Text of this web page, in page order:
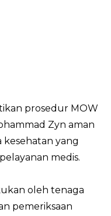
prosedur MOW
Zyn aman
kesehatan yang
medis.
oleh tenaga
pemeriksaan